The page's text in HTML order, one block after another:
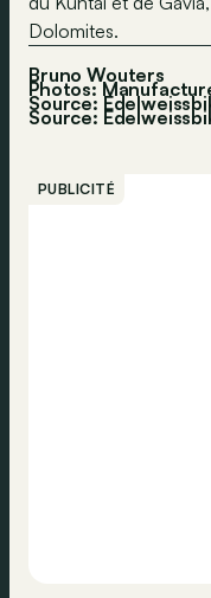
Dolomites.
Bruno Wouters
Photos:
Source:
Source:
PUBLICITÉ